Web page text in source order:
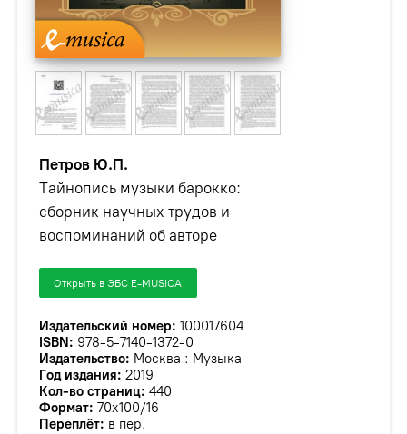
Петров Ю.П.
Тайнопись музыки барокко:
сборник научных трудов и
воспоминаний об авторе
Открыть в ЭБС E-MUSICA
Издательский номер: 100017604
ISBN: 978-5-7140-1372-0
Издательство: Москва : Музыка
Год издания: 2019
Кол-во страниц: 440
Формат: 70х100/16
Переплёт: в пер.